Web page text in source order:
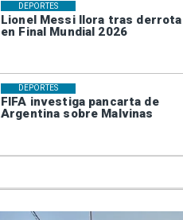
Lionel Messi llora tras derrota
en Final Mundial 2026
DEPORTES
FIFA investiga pancarta de
Argentina sobre Malvinas
DEPORTES